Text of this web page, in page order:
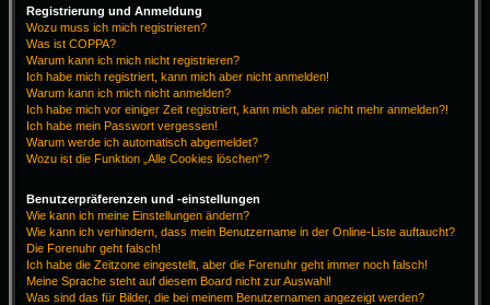
Registrierung und Anmeldung
Wozu muss ich mich registrieren?
Was ist COPPA?
Warum kann ich mich nicht registrieren?
Ich habe mich registriert, kann mich aber nicht anmelden!
Warum kann ich mich nicht anmelden?
Ich habe mich vor einiger Zeit registriert, kann mich aber nicht mehr anmelden?!
Ich habe mein Passwort vergessen!
Warum werde ich automatisch abgemeldet?
Wozu ist die Funktion „Alle Cookies löschen“?
Benutzerpräferenzen und -einstellungen
Wie kann ich meine Einstellungen ändern?
Wie kann ich verhindern, dass mein Benutzername in der Online-Liste auftaucht?
Die Forenuhr geht falsch!
Ich habe die Zeitzone eingestellt, aber die Forenuhr geht immer noch falsch!
Meine Sprache steht auf diesem Board nicht zur Auswahl!
Was sind das für Bilder, die bei meinem Benutzernamen angezeigt werden?